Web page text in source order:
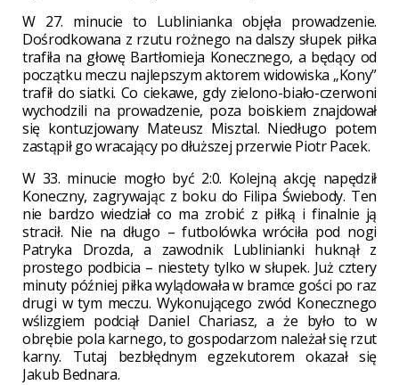
W 27. minucie to Lublinianka objęła prowadzenie.
Dośrodkowana z rzutu rożnego na dalszy słupek piłka
trafiła na głowę Bartłomieja Konecznego, a będący od
początku meczu najlepszym aktorem widowiska „Kony”
trafił do siatki. Co ciekawe, gdy zielono-biało-czerwoni
wychodzili na prowadzenie, poza boiskiem znajdował
się kontuzjowany Mateusz Misztal. Niedługo potem
zastąpił go wracający po dłuższej przerwie Piotr Pacek.
W 33. minucie mogło być 2:0. Kolejną akcję napędził
Koneczny, zagrywając z boku do Filipa Świebody. Ten
nie bardzo wiedział co ma zrobić z piłką i finalnie ją
stracił. Nie na długo – futbolówka wróciła pod nogi
Patryka Drozda, a zawodnik Lublinianki huknął z
prostego podbicia – niestety tylko w słupek. Już cztery
minuty później piłka wylądowała w bramce gości po raz
drugi w tym meczu. Wykonującego zwód Konecznego
wślizgiem podciął Daniel Chariasz, a że było to w
obrębie pola karnego, to gospodarzom należał się rzut
karny. Tutaj bezbłędnym egzekutorem okazał się
Jakub Bednara.